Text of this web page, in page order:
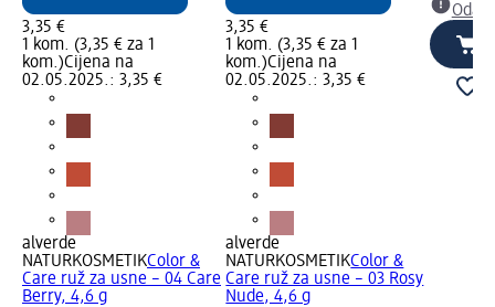
3,35 €
1 kom. (3,35 € za 1
kom.)Cijena na
02.05.2025.: 3,35 €
alverde
NATURKOSMETIKColor &
Care ruž za usne – 04 Care
Berry, 4,6 g
3,35 €
1 kom. (3,35 € za 1
kom.)Cijena na
02.05.2025.: 3,35 €
alverde
NATURKOSMETIKColor &
Care ruž za usne – 03 Rosy
Nude, 4,6 g